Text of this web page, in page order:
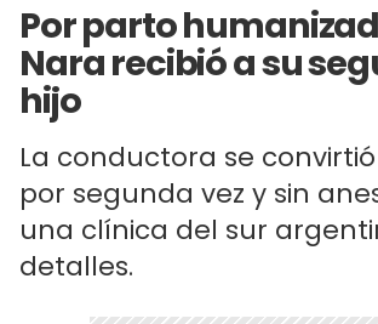
Por parto
Nara recibió a su
hijo
La conductora se
por segunda vez y sin
una clínica del sur
detalles.